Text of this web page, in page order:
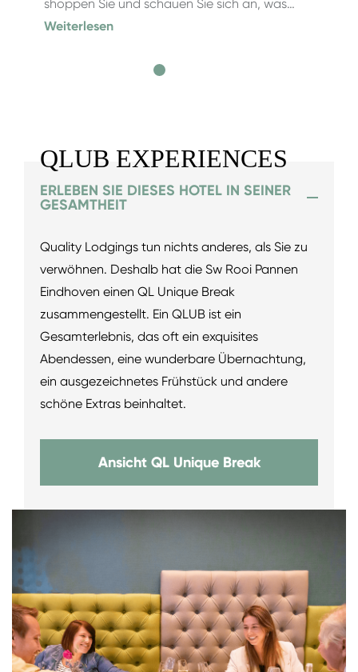
shoppen Sie und schauen Sie sich an, was…
Weiterlesen
QLUB EXPERIENCES
ERLEBEN SIE DIESES HOTEL IN SEINER
GESAMTHEIT
Quality Lodgings tun nichts anderes, als Sie zu
verwöhnen. Deshalb hat die Sw Rooi Pannen
Eindhoven einen QL Unique Break
zusammengestellt. Ein QLUB ist ein
Gesamterlebnis, das oft ein exquisites
Abendessen, eine wunderbare Übernachtung,
ein ausgezeichnetes Frühstück und andere
schöne Extras beinhaltet.
Ansicht QL Unique Break